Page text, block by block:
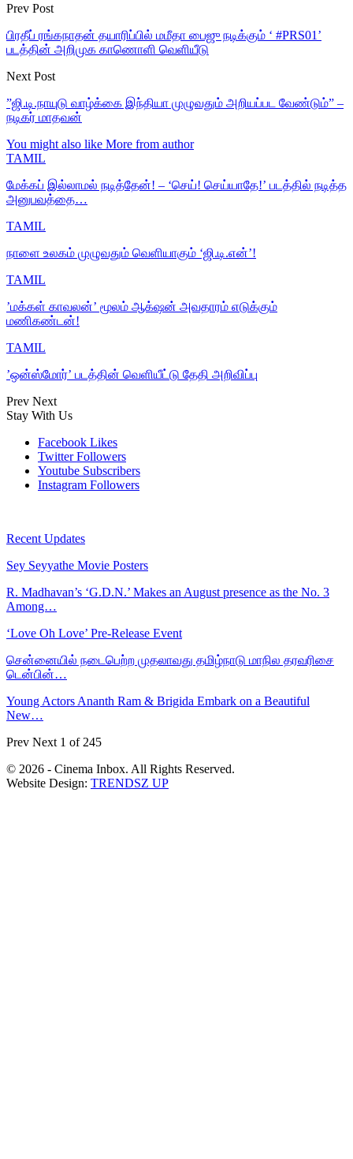
Prev Post
பிரதீப் ரங்கநாதன் தயாரிப்பில் மமீதா பைஜு நடிக்கும் ‘ #PRS01’
படத்தின் அறிமுக காணொளி வெளியீடு
Next Post
”ஜி.டி.நாயுடு வாழ்க்கை இந்தியா முழுவதும் அறியப்பட வேண்டும்” –
நடிகர் மாதவன்
You might also like More from author
TAMIL
மேக்கப் இல்லாமல் நடித்தேன்! – ‘செய்! செய்யாதே!’ படத்தில் நடித்த
அனுபவத்தை…
TAMIL
நாளை உலகம் முழுவதும் வெளியாகும் ‘ஜி.டி.என்’!
TAMIL
’மக்கள் காவலன்’ மூலம் ஆக்‌ஷன் அவதாரம் எடுக்கும்
மணிகண்டன்!
TAMIL
’ஒன்ஸ்மோர்’ படத்தின் வெளியீட்டு தேதி அறிவிப்பு
Prev Next
Stay With Us
Facebook Likes
Twitter Followers
Youtube Subscribers
Instagram Followers
Recent Updates
Sey Seyyathe Movie Posters
R. Madhavan’s ‘G.D.N.’ Makes an August presence as the No. 3
Among…
‘Love Oh Love’ Pre-Release Event
சென்னையில் நடைபெற்ற முதலாவது தமிழ்நாடு மாநில தரவரிசை
டென்பின்…
Young Actors Ananth Ram & Brigida Embark on a Beautiful
New…
Prev Next 1 of 245
© 2026 - Cinema Inbox. All Rights Reserved.
Website Design: TRENDSZ UP